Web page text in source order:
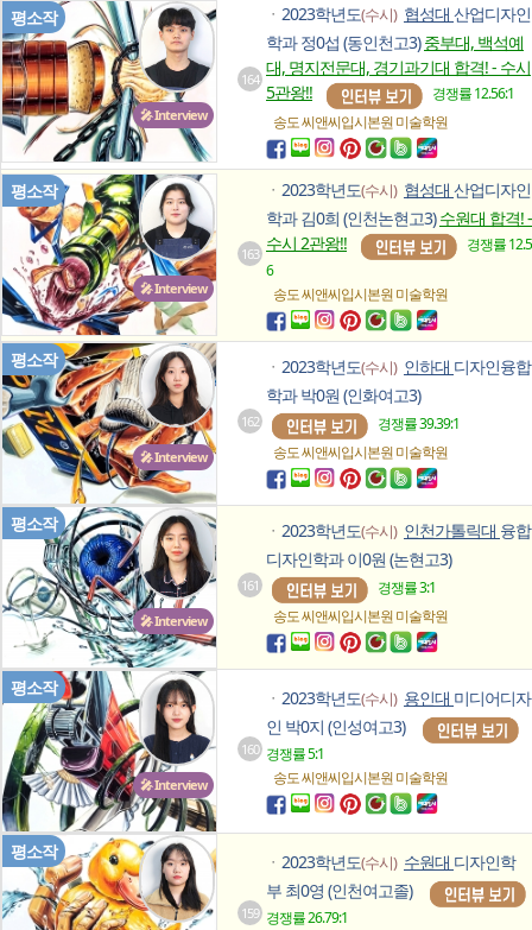
🎤 Interview
평소작
164
ㆍ 2023학년도(수시) 협성대 산업디자인
학과 정0섭 (동인천고3)중부대, 백석예
대, 명지전문대, 경기과기대 합격! - 수시
5관왕!!
경쟁률 12.56:1
송도 씨앤씨입시본원미술학원
🎤 Interview
평소작
163
ㆍ 2023학년도(수시) 협성대 산업디자인
학과 김0희 (인천논현고3)수원대 합격! -
수시 2관왕!!
경쟁률 12.5
6
송도 씨앤씨입시본원미술학원
🎤 Interview
평소작
162
ㆍ 2023학년도(수시) 인하대 디자인융합
학과 박0원 (인화여고3)
경쟁률 39.39:1
송도 씨앤씨입시본원미술학원
🎤 Interview
평소작
161
ㆍ 2023학년도(수시) 인천가톨릭대 융합
디자인학과 이0원 (논현고3)
경쟁률 3:1
송도 씨앤씨입시본원미술학원
🎤 Interview
평소작
160
ㆍ 2023학년도(수시) 용인대 미디어디자
인 박0지 (인성여고3)
경쟁률 5:1
송도 씨앤씨입시본원미술학원
평소작
159
ㆍ 2023학년도(수시) 수원대 디자인학
부 최0영 (인천여고졸)
경쟁률 26.79:1